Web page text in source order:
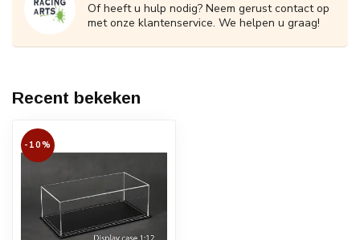
Of heeft u hulp nodig? Neem gerust contact op
met onze klantenservice. We helpen u graag!
Recent bekeken
-10%